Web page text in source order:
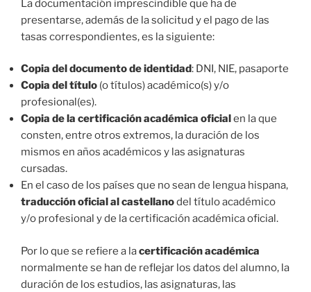
La documentación imprescindible que ha de
presentarse, además de la solicitud y el pago de las
tasas correspondientes, es la siguiente:
Copia del documento de identidad: DNI, NIE, pasaporte
Copia del título (o títulos) académico(s) y/o
profesional(es).
Copia de la certificación académica oficialen la que
consten, entre otros extremos, la duración de los
mismos en años académicos y las asignaturas
cursadas.
En el caso de los países que no sean de lengua hispana,
traducción oficial al castellanodel título académico
y/o profesional y de la certificación académica oficial.
Por lo que se refiere a lacertificación académica
normalmente se han de reflejar los datos del alumno, la
duración de los estudios, las asignaturas, las